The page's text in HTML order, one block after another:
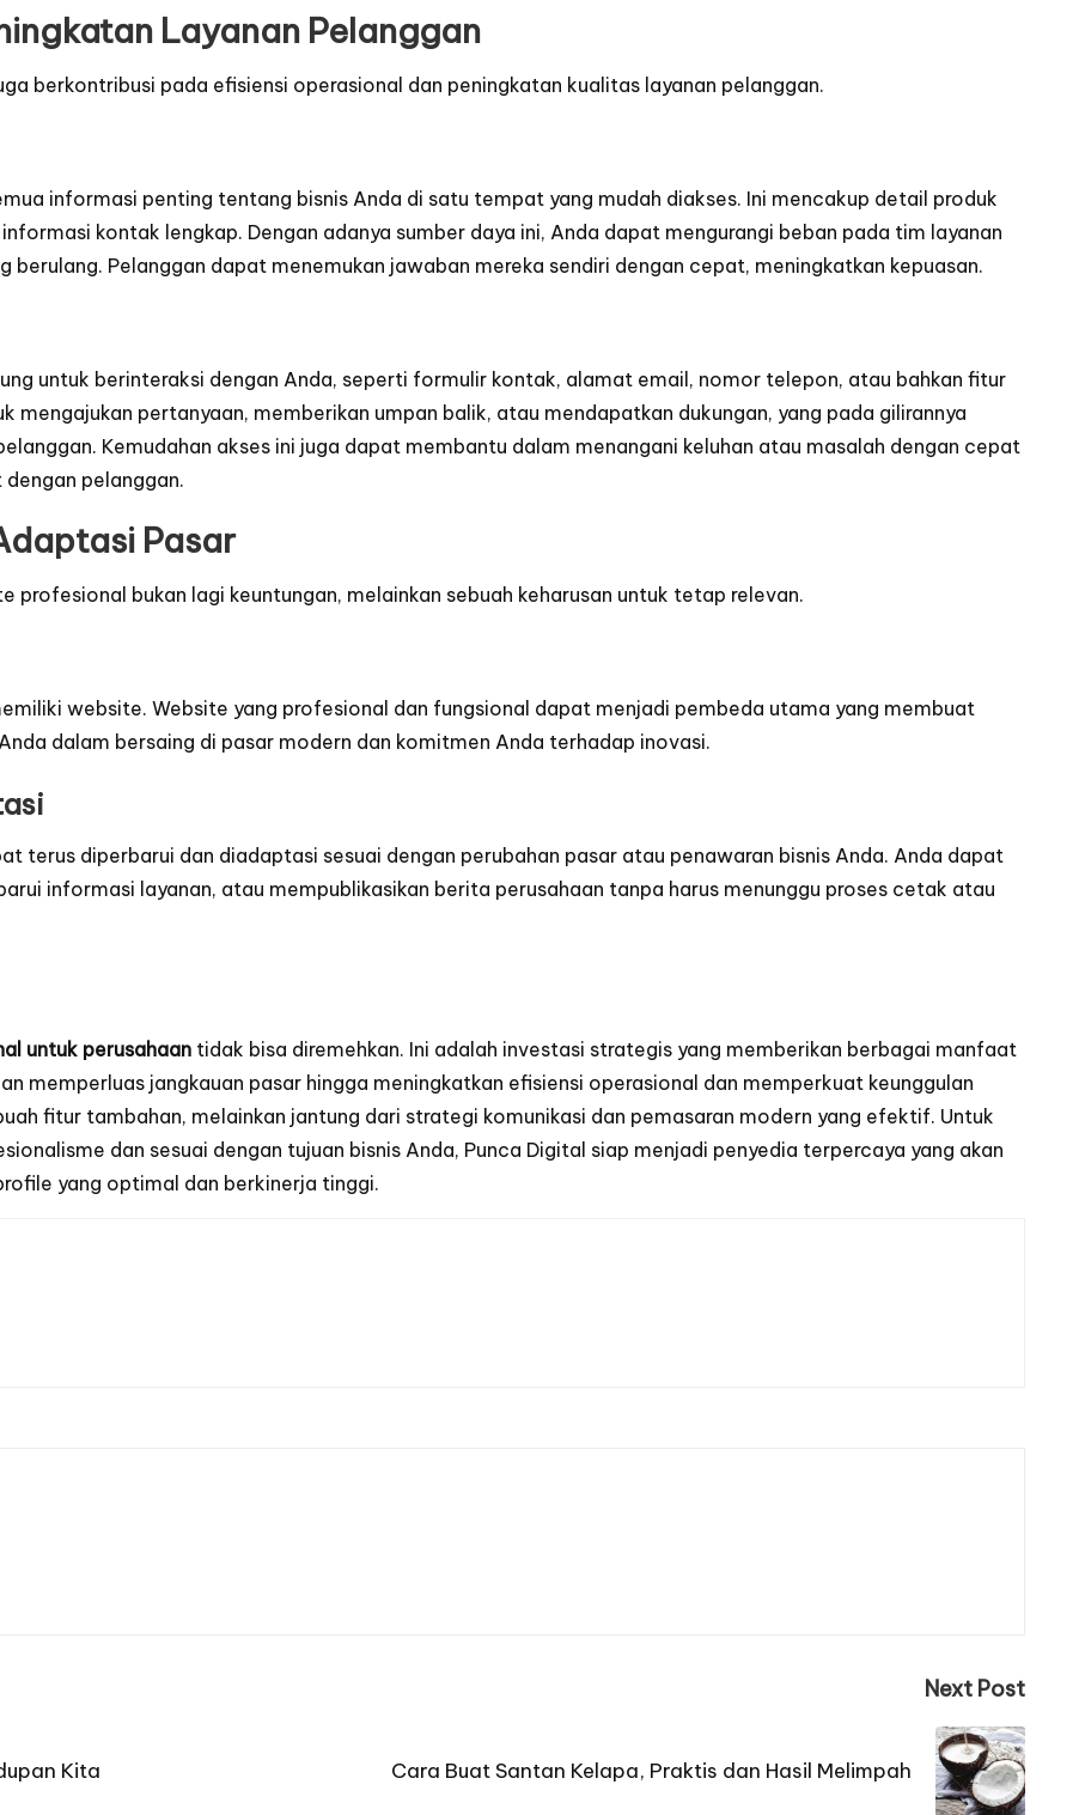
Layanan Pelanggan
berkontribusi pada efisiensi operasional dan peningkatan kualitas layanan pelanggan.
informasi penting tentang bisnis Anda di satu tempat yang mudah diakses. Ini mencakup detail produk
kontak lengkap. Dengan adanya sumber daya ini, Anda dapat mengurangi beban pada tim layanan
Pelanggan dapat menemukan jawaban mereka sendiri dengan cepat, meningkatkan kepuasan.
untuk berinteraksi dengan Anda, seperti formulir kontak, alamat email, nomor telepon, atau bahkan fitur
mengajukan pertanyaan, memberikan umpan balik, atau mendapatkan dukungan, yang pada gilirannya
Kemudahan akses ini juga dapat membantu dalam menangani keluhan atau masalah dengan cepat
pelanggan.
Pasar
bukan lagi keuntungan, melainkan sebuah keharusan untuk tetap relevan.
website. Website yang profesional dan fungsional dapat menjadi pembeda utama yang membuat
dalam bersaing di pasar modern dan komitmen Anda terhadap inovasi.
terus diperbarui dan diadaptasi sesuai dengan perubahan pasar atau penawaran bisnis Anda. Anda dapat
informasi layanan, atau mempublikasikan berita perusahaan tanpa harus menunggu proses cetak atau
untuk perusahaan tidak bisa diremehkan. Ini adalah investasi strategis yang memberikan berbagai manfaat
memperluas jangkauan pasar hingga meningkatkan efisiensi operasional dan memperkuat keunggulan
fitur tambahan, melainkan jantung dari strategi komunikasi dan pemasaran modern yang efektif. Untuk
dan sesuai dengan tujuan bisnis Anda, Punca Digital siap menjadi penyedia terpercaya yang akan
yang optimal dan berkinerja tinggi.
Kita
Next Post
Cara Buat Santan Kelapa, Praktis dan Hasil Melimpah